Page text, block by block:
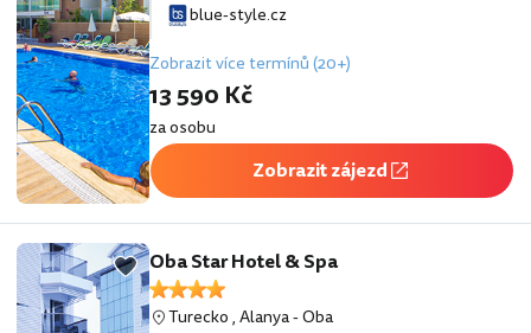
blue-style.cz
Zobrazit více termínů (20+)
13 590 Kč
za osobu
Zobrazit zájezd
Oba Star Hotel & Spa
Turecko,Alanya-Oba